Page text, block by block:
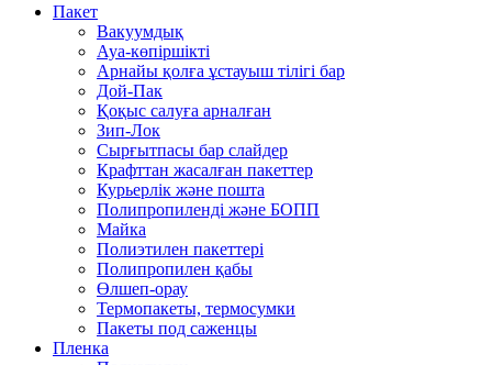
Пакет
Вакуумдық
Ауа-көпіршікті
Арнайы қолға ұстауыш тілігі бар
Дой-Пак
Қоқыс салуға арналған
Зип-Лок
Сырғытпасы бар слайдер
Крафттан жасалған пакеттер
Курьерлік және пошта
Полипропиленді және БОПП
Майка
Полиэтилен пакеттері
Полипропилен қабы
Өлшеп-орау
Термопакеты, термосумки
Пакеты под саженцы
Пленка